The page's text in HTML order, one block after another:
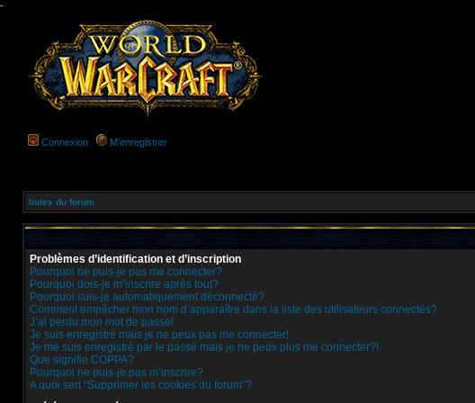
-
Connexion M’enregistrer
Index du forum
Problèmes d’identification et d’inscription
Pourquoi ne puis-je pas me connecter?
Pourquoi dois-je m’inscrire après tout?
Pourquoi suis-je automatiquement déconnecté?
Comment empêcher mon nom d’apparaître dans la liste des utilisateurs connectés?
J’ai perdu mon mot de passe!
Je suis enregistré mais je ne peux pas me connecter!
Je me suis enregistré par le passé mais je ne peux plus me connecter?!
Que signifie COPPA?
Pourquoi ne puis-je pas m’inscrire?
A quoi sert “Supprimer les cookies du forum”?